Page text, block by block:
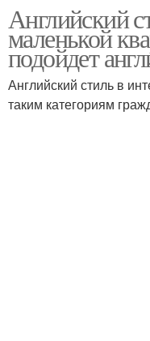
Английский
маленькой
подойдет
Английский стиль в
таким категориям